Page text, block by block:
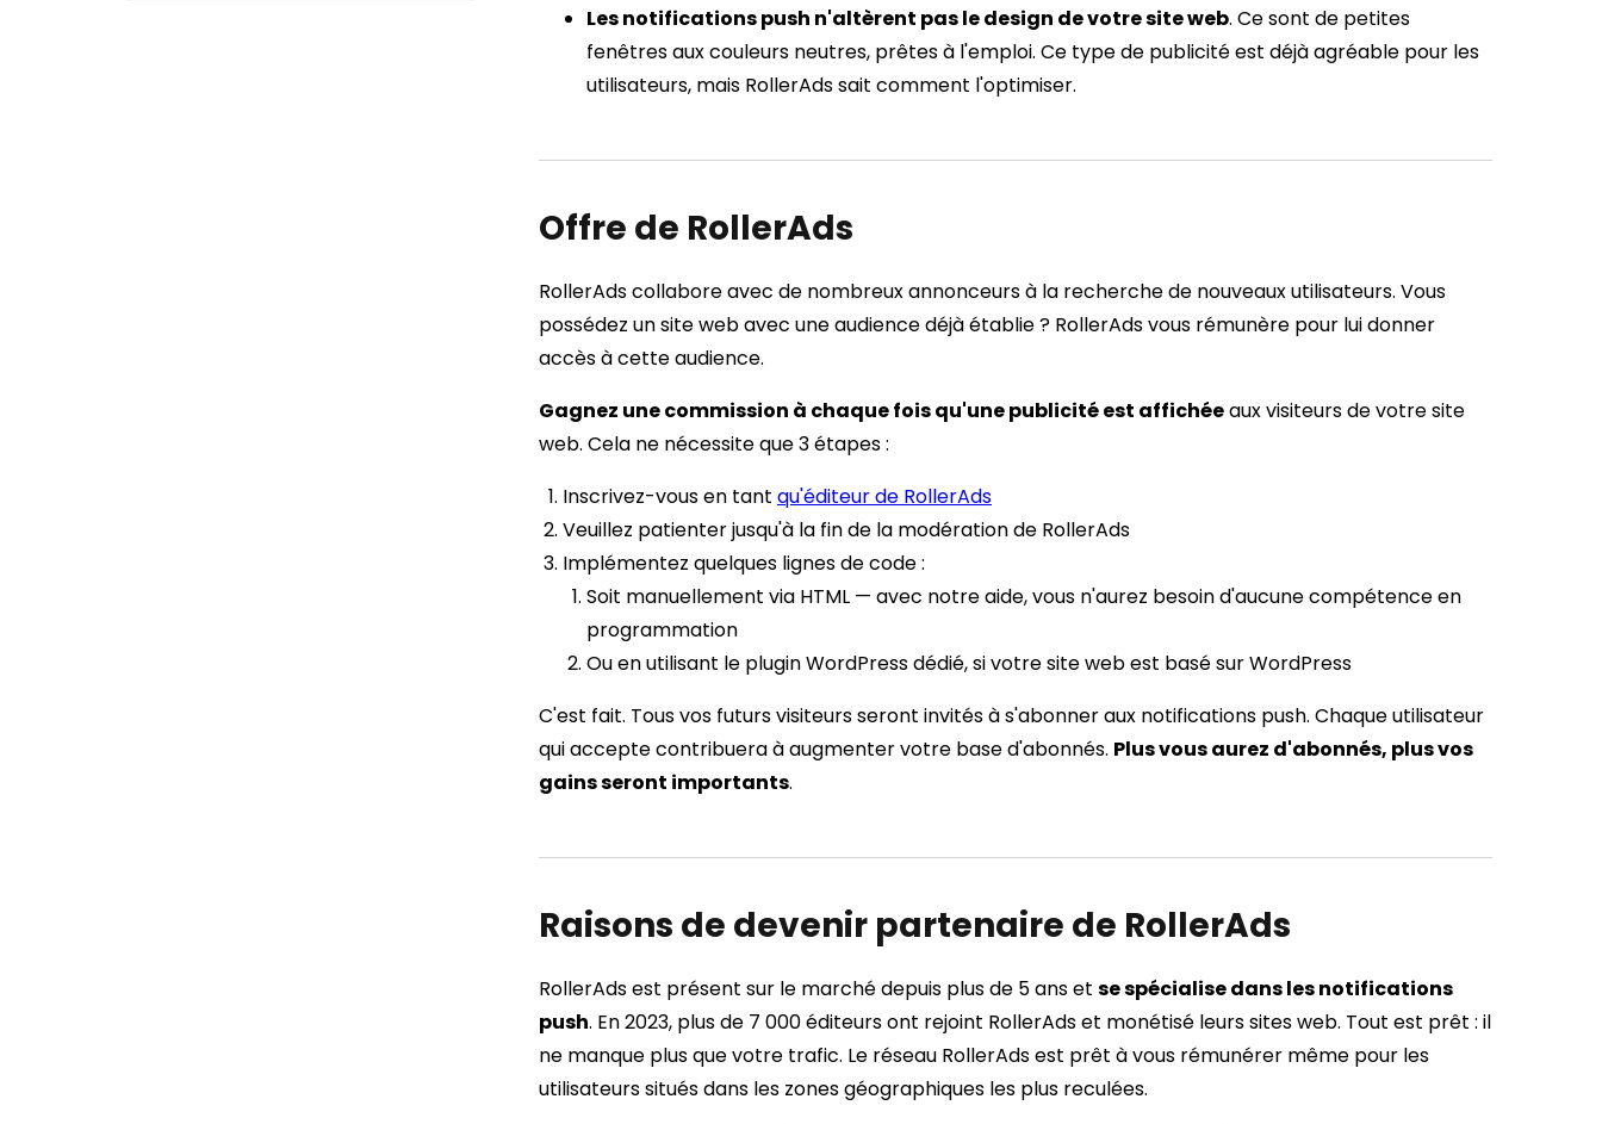
Les notifications push n'altèrent pas le design de votre site web. Ce sont de petites
fenêtres aux couleurs neutres, prêtes à l'emploi. Ce type de publicité est déjà agréable pour les
utilisateurs, mais RollerAds sait comment l'optimiser.
Offre de RollerAds
RollerAds collabore avec de nombreux annonceurs à la recherche de nouveaux utilisateurs. Vous
possédez un site web avec une audience déjà établie ? RollerAds vous rémunère pour lui donner
accès à cette audience.
Gagnez une commission à chaque fois qu'une publicité est affichéeaux visiteurs de votre site
web. Cela ne nécessite que 3 étapes :
Inscrivez-vous en tant qu'éditeur de RollerAds
Veuillez patienter jusqu'à la fin de la modération de RollerAds
Implémentez quelques lignes de code :
Soit manuellement via HTML — avec notre aide, vous n'aurez besoin d'aucune compétence en
programmation
Ou en utilisant le plugin WordPress dédié, si votre site web est basé sur WordPress
C'est fait. Tous vos futurs visiteurs seront invités à s'abonner aux notifications push. Chaque utilisateur
qui accepte contribuera à augmenter votre base d'abonnés. Plus vous aurez d'abonnés, plus vos
gains seront importants.
Raisons de devenir partenaire de RollerAds
RollerAds est présent sur le marché depuis plus de 5 ans et se spécialise dans les notifications
push. En 2023, plus de 7 000 éditeurs ont rejoint RollerAds et monétisé leurs sites web. Tout est prêt : il
ne manque plus que votre trafic. Le réseau RollerAds est prêt à vous rémunérer même pour les
utilisateurs situés dans les zones géographiques les plus reculées.